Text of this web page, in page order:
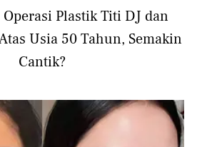
Plastik Titi DJ dan
Usia 50 Tahun, Semakin
Cantik?